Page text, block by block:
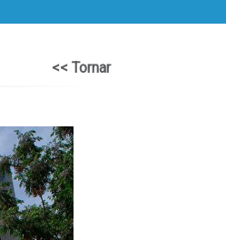
<< Tornar